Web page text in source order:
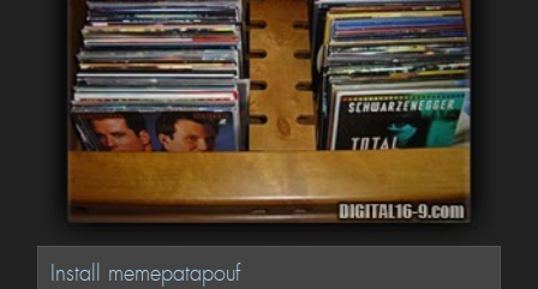
Install memepatapouf